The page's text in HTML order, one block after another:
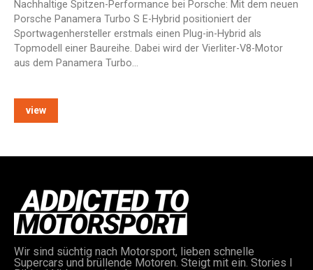
Nachhaltige Spitzen-Performance bei Porsche: Mit dem neuen
Porsche Panamera Turbo S E-Hybrid positioniert der
Sportwagenhersteller erstmals einen Plug-in-Hybrid als
Topmodell einer Baureihe. Dabei wird der Vierliter-V8-Motor
aus dem Panamera Turbo…
view
Wir sind süchtig nach Motorsport, lieben schnelle
Supercars und brüllende Motoren. Steigt mit ein. Stories I